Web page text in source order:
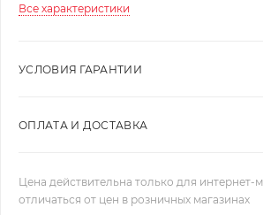
Все характеристики
УСЛОВИЯ ГАРАНТИИ
ОПЛАТА И ДОСТАВКА
Цена действительна только для интернет-
отличаться от цен в розничных магазинах